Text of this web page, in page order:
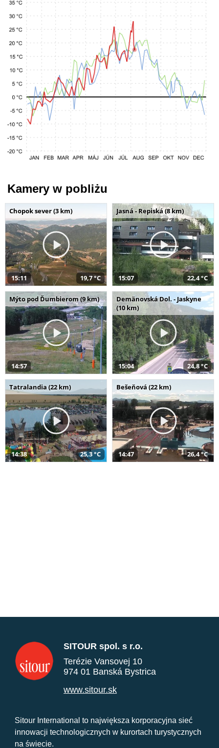
Kamery w pobliżu
Chopok sever (3 km)
15:11 19,7 °C
Jasná - Repiská (8 km)
15:07 22,4 °C
Mýto pod Ďumbierom (9 km)
14:57
Demänovská Dol. - Jaskyne
(10 km)
15:04 24,8 °C
Tatralandia (22 km)
14:38 25,3 °C
Bešeňová (22 km)
14:47 26,4 °C
SITOUR spol. s r.o.
Terézie Vansovej 10
974 01 Banská Bystrica
www.sitour.sk
Sitour International to największa korporacyjna sieć
innowacji technologicznych w kurortach turystycznych
na świecie.